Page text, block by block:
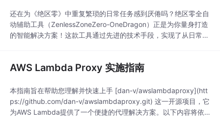
还在为《绝区零》中重复繁琐的日常任务感到厌倦吗？绝区零全自
动辅助工具（ZenlessZoneZero-OneDragon）正是为你量身打造
的智能解决方案！这款工具通过先进的技术手段，实现了从日常委
玩家都面临这些痛点：| 玩家痛点 | 传统方式 | 辅助工具解决方案
AWS Lambda Proxy 实施指南
本指南旨在帮助您理解并快速上手 [dan-v/awslambdaproxy](htt
ps://github.com/dan-v/awslambdaproxy.git) 这一开源项目，它
为AWS Lambda提供了一个便捷的代理解决方案。以下内容将依